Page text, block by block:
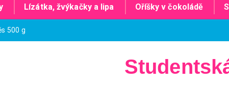
Lízátka, žvýkačky a lipa Oříšky v čokoládě
500 g